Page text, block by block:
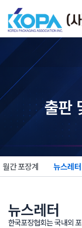
너
출판
월간 포장계 뉴스레터
뉴스레터
한국포장협회는 국내외